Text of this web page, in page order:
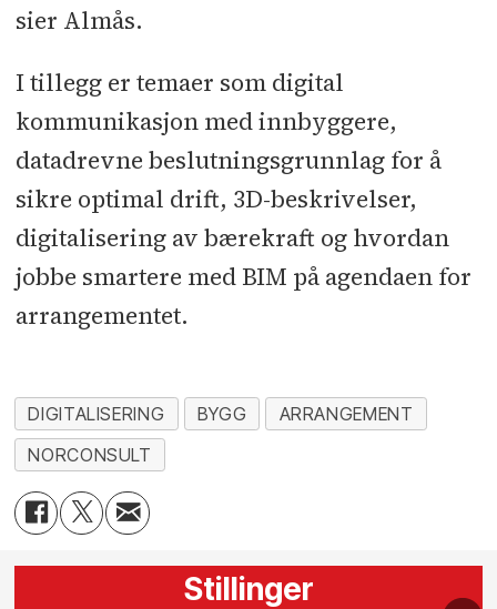
sier Almås.
I tillegg er temaer som digital
kommunikasjon med innbyggere,
datadrevne beslutningsgrunnlag for å
sikre optimal drift, 3D-beskrivelser,
digitalisering av bærekraft og hvordan
jobbe smartere med BIM på agendaen for
arrangementet.
DIGITALISERING BYGG
ARRANGEMENT
NORCONSULT
Stillinger